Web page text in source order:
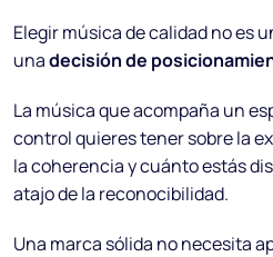
Elegir música de calidad no es
unadecisión de
La música que acompaña un
control quieres tener sobre la
la coherencia y cuánto estás
atajo de la reconocibilidad.
Una marca sólida no necesita